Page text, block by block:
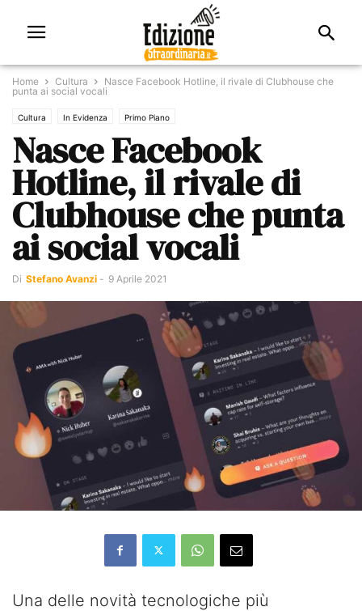
Home Cultura
Nasce Facebook Hotline, il rivale di Clubhouse che
punta ai social vocali
Cultura In Evidenza Primo Piano
Nasce Facebook
Hotline, il rivale di
Clubhouse che punta
ai social vocali
Di Stefano Avanzi - 9 Aprile 2021
Una delle novità tecnologiche più